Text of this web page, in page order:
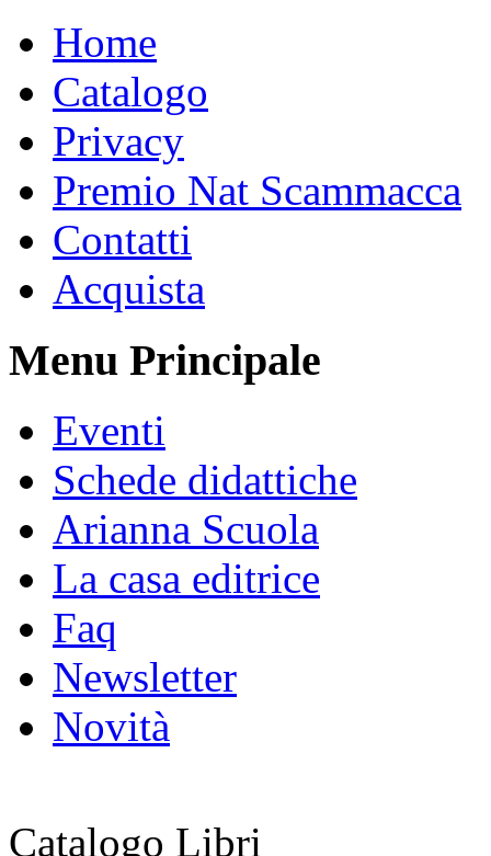
Home
Catalogo
Privacy
Premio Nat Scammacca
Contatti
Acquista
Menu Principale
Eventi
Schede didattiche
Arianna Scuola
La casa editrice
Faq
Newsletter
Novità
Catalogo Libri